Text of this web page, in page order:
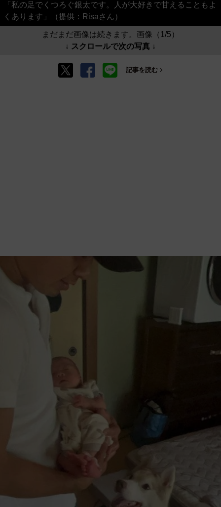
「私の足でくつろぐ銀太です。人が大好きで甘えることもよ
くあります」（提供：Risaさん）
まだまだ画像は続きます。画像（1/5）
↓ スクロールで次の写真 ↓
記事を読む